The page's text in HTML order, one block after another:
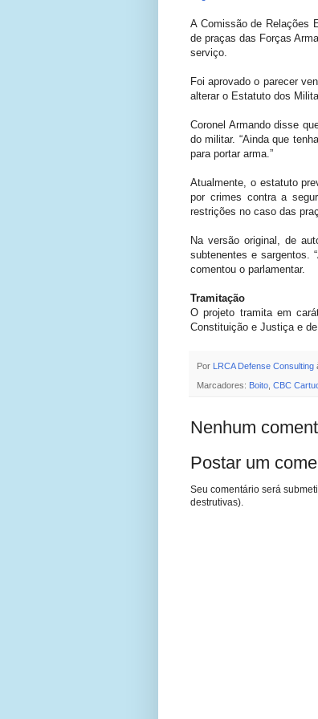
A Comissão de Relações
de praças das Forças
serviço.
Foi aprovado o parecer
alterar o Estatuto dos
Coronel Armando disse
do militar. “Ainda que
para portar arma.”
Atualmente, o estatuto
por crimes contra a
restrições no caso das
Na versão original, de
subtenentes e sargentos.
comentou o parlamentar.
Tramitação
O projeto tramita em
Constituição e Justiça e
Por LRCA Defense Consulting
Marcadores: Boito, CBC
Nenhum
Postar um
Seu comentário será
destrutivas).